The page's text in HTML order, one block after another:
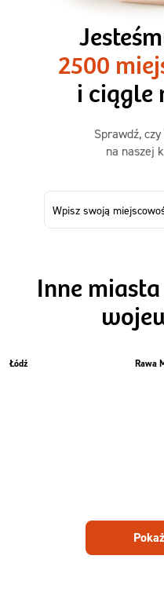
3 sycące posiłki o
ta
50,31
-32%
2500
i ciągle
Sprawdź,
na naszej
Inne
Łódź Rawa